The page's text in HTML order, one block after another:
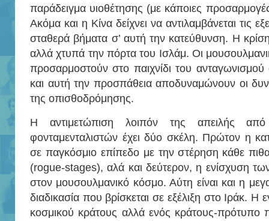
παράδειγμα υιοθέτησης (με κάποιες
Ακόμα και η Κίνα δείχνει να αντιλαμβάνεται τις
σταθερά βήματα σ’ αυτή την κατεύθυνση. Η
αλλά χτυπά την πόρτα του Ισλάμ. Οι
προσαρμοστούν στο παιχνίδι του
και αυτή την προσπάθεια αποδυναμώνουν οι
της οπισθοδρόμησης.
Η αντιμετώπιση λοιπόν της απειλής
φονταμενταλιστών έχει δύο σκέλη. Πρώτον η
σε παγκόσμιο επίπεδο με την στέρηση κάθε
(rogue-stages), αλά και δεύτερον, η ενίσχυση
στον μουσουλμανικό κόσμο. Αύτη είναι και η
διαδικασία που βρίσκεται σε εξέλιξη στο Ιράκ. Η
κοσμικού κράτους αλλά ενός κράτους-πρότυπο